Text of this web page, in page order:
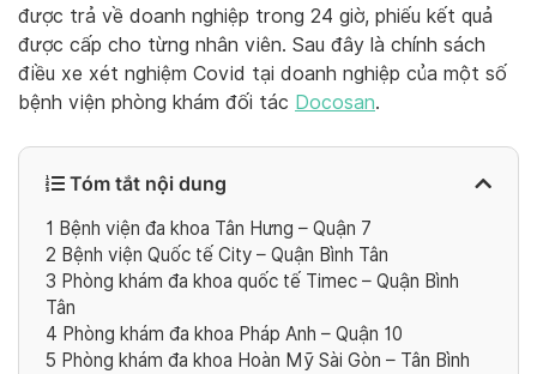
được trả về doanh nghiệp trong 24 giờ, phiếu kết quả
được cấp cho từng nhân viên. Sau đây là chính sách
điều xe xét nghiệm Covid tại doanh nghiệp của một số
bệnh viện phòng khám đối tác Docosan.
Tóm tắt nội dung
1 Bệnh viện đa khoa Tân Hưng – Quận 7
2 Bệnh viện Quốc tế City – Quận Bình Tân
3 Phòng khám đa khoa quốc tế Timec – Quận Bình
Tân
4 Phòng khám đa khoa Pháp Anh – Quận 10
5 Phòng khám đa khoa Hoàn Mỹ Sài Gòn – Tân Bình